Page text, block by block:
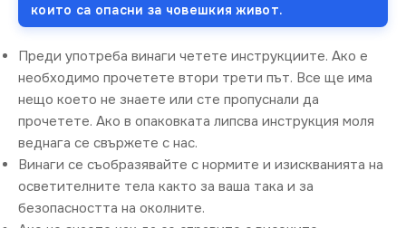
които са опасни за човешкия живот.
Преди употреба винаги четете инструкциите. Ако е
необходимо прочетете втори трети път. Все ще има
нещо което не знаете или сте пропуснали да
прочетете. Ако в опаковката липсва инструкция моля
веднага се свържете с нас.
Винаги се съобразявайте с нормите и изискванията на
осветителните тела както за ваша така и за
безопасността на околните.